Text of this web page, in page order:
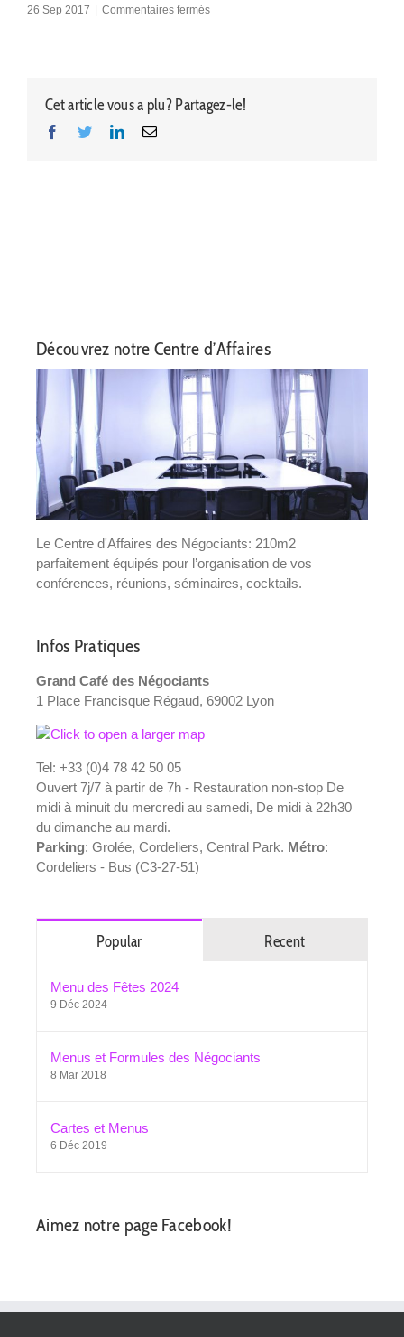
26 Sep 2017 | Commentaires ferméssur
Tetiere
Cet article vous a plu? Partagez-le!
Facebook
TwitterLinkedInEmail
Découvrez notre Centre d’Affaires
Le Centre d'Affaires des Négociants: 210m2
parfaitement équipés pour l’organisation de vos
conférences, réunions, séminaires, cocktails.
Infos Pratiques
Grand Café des Négociants
1 Place Francisque Régaud, 69002 Lyon
Tel: +33 (0)4 78 42 50 05
Ouvert 7j/7 à partir de 7h - Restauration non-stop De
midi à minuit du mercredi au samedi, De midi à 22h30
du dimanche au mardi.
Parking: Grolée, Cordeliers, Central Park. Métro:
Cordeliers - Bus (C3-27-51)
Popular Recent
Menu des Fêtes 2024
9 Déc 2024
Menus et Formules des Négociants
8 Mar 2018
Cartes et Menus
6 Déc 2019
Aimez notre page Facebook!